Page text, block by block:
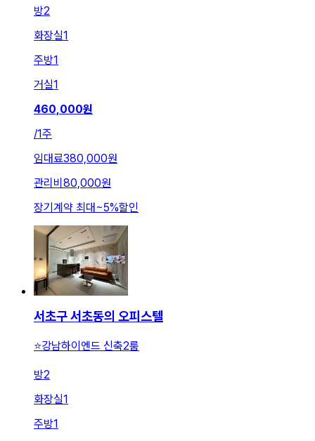
방2
화장실1
주방1
거실1
460,000원
/1주
임대료380,000원
관리비 80,000원
장기계약 최대~5%할인
서초구 서초동의 오피스텔
⭐️강남하이엔드 신축2룸
방2
화장실1
주방1